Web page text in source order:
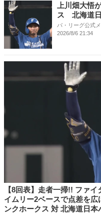
上川畑大悟
ス 北海道日
パ・リーグ公式
2026/8/6 21:34
【8回表】走者一掃!! ファ
イムリー2ベースで点差を
ンクホークス 対 北海道日本